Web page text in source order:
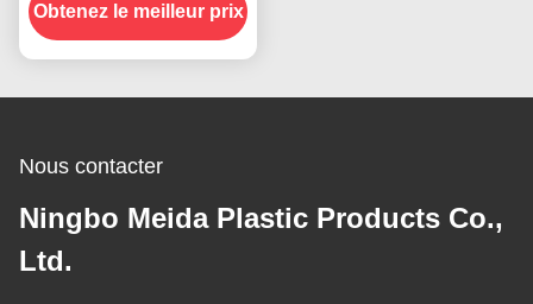
volants
Obtenez le meilleur prix
Nous contacter
Ningbo Meida Plastic Products Co.,
Ltd.